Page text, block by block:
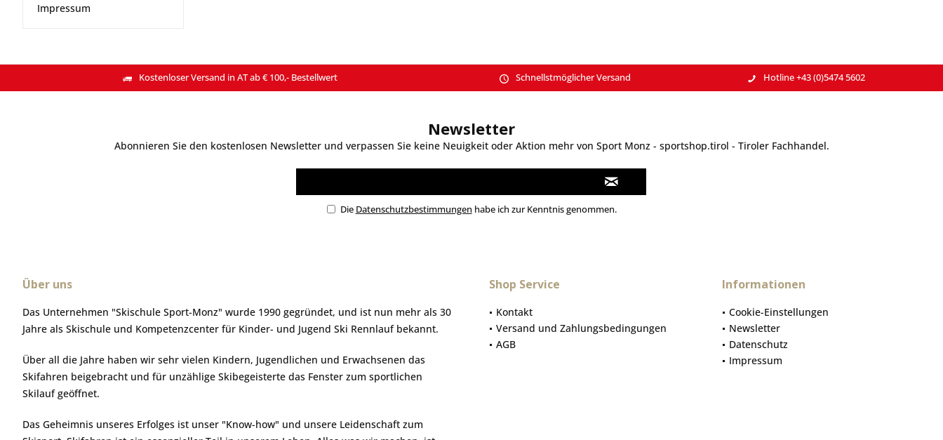
Impressum
Kostenloser Versand in AT ab € 100,- Bestellwert Schnellstmöglicher Versand Hotline +43 (0)5474 5602
Newsletter
Abonnieren Sie den kostenlosen Newsletter und verpassen Sie keine Neuigkeit oder Aktion mehr von Sport Monz - sportshop.tirol - Tiroler Fachhandel.
Die Datenschutzbestimmungen habe ich zur Kenntnis genommen.
Über uns
Das Unternehmen "Skischule Sport-Monz" wurde 1990 gegründet, und ist nun mehr als 30
Jahre als Skischule und Kompetenzcenter für Kinder- und Jugend Ski Rennlauf bekannt.
Über all die Jahre haben wir sehr vielen Kindern, Jugendlichen und Erwachsenen das
Skifahren beigebracht und für unzählige Skibegeisterte das Fenster zum sportlichen
Skilauf geöffnet.
Das Geheimnis unseres Erfolges ist unser "Know-how" und unsere Leidenschaft zum
Shop Service
Kontakt
Versand und Zahlungsbedingungen
AGB
Informationen
Cookie-Einstellungen
Newsletter
Datenschutz
Impressum